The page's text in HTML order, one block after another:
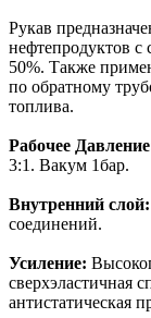
Рукав
нефтепродуктов с
50%. Также
по обратному
топлива.
Рабочее
3:1. Вакум 1бар.
Внутренний слой:
соединений.
Усиление:
сверхэластичная
антистатическая